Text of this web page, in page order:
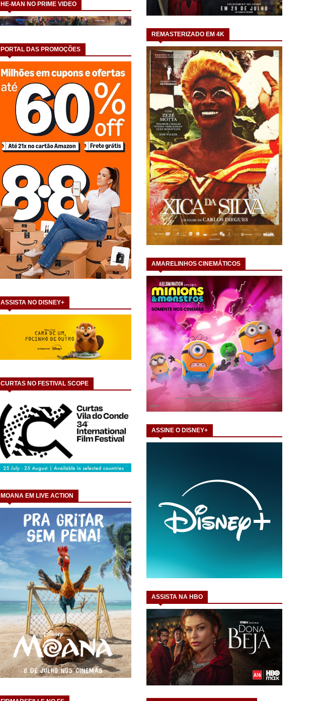
HE-MAN NO PRIME VIDEO
PORTAL DAS PROMOÇÕES
ASSISTA NO DISNEY+
CURTAS NO FESTIVAL SCOPE
MOANA EM LIVE ACTION
REMASTERIZADO EM 4K
AMARELINHOS CINEMÁTICOS
ASSINE O DISNEY+
ASSISTA NA HBO